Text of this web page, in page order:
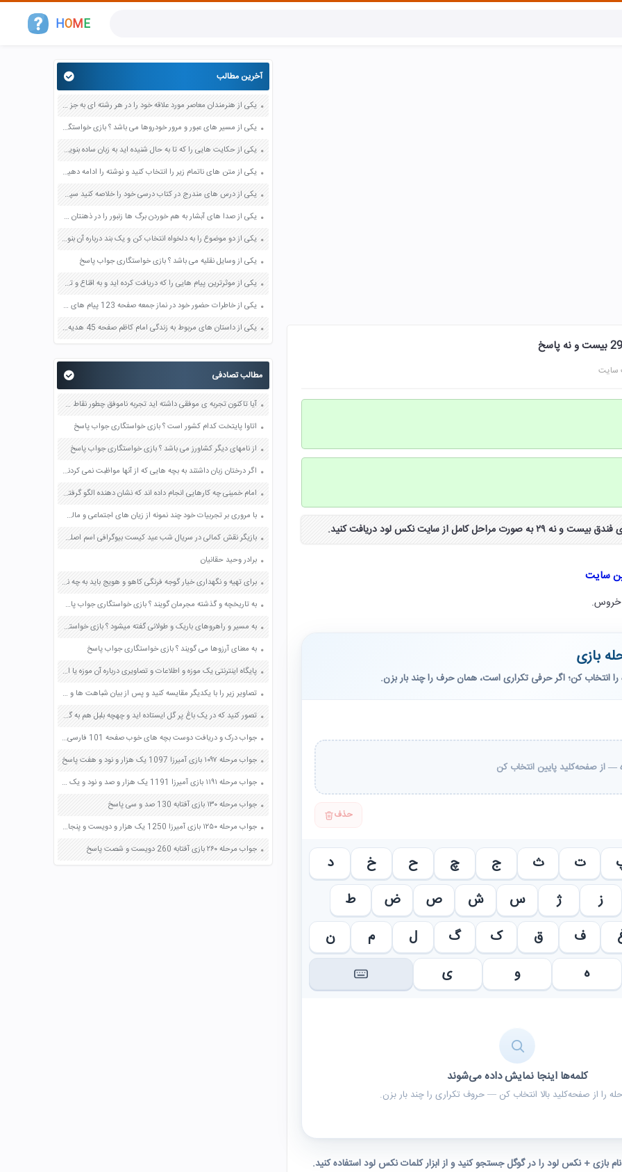
HOME
سایت
سایت
خروس.
بازی
انتخاب کن؛ اگر حرفی تکراری است، همان حرف را چند بار بزن.
— از صفحه‌کلید پایین انتخاب کن
حذف
ت ث ج چ ح خ
د
ز
ژ س ش ص ض
ط
ف ق ک گ ل م
ن
ه
و ی
کلمه‌ها اینجا نمایش داده می‌شوند
را از صفحه‌کلید بالا انتخاب کن — حروف تکراری را چند بار بزن.
بازی + نکس لود را در گوگل جستجو کنید و از ابزار کلمات نکس لود استفاده کنید.
آخرین مطالب
یکی از هنرمندان معاصر مورد علاقه خود را در هر رشته ای به جز عکاسی صفحه 69 فرهنگ و هنر نهم
یکی از مسیر های عبور و مرور خودروها می باشد ؟ بازی خواستگاری جواب پاسخ
یکی از حکایت هایی را که تا به حال شنیده اید به زبان ساده بنویسید صفحه 97 نگارش ششم دبستان
یکی از متن های ناتمام زیر را انتخاب کنید و نوشته را ادامه دهید صفحه 73 و 74 کتاب نگارش فارسی پنجم دبستان
یکی از درس های مندرج در کتاب درسی خود را خلاصه کنید سپس متن خلاصه شده را با بهره گیری از روش های دسته بندی نمودار جدول نقشه مفهومی نشان دهید صفحه 118 نگارش یازدهم
یکی از صدا های آبشار به هم خوردن برگ ها زنبور را در ذهنتان مجسم کنید و درباره آن یک بند بنویسید صفحه 11 نگارش پنجم
یکی از دو موضوع را به دلخواه انتخاب کن و یک بند درباره آن بنویس صفحه 35 کتاب نگارش فارسی سوم
یکی از وسایل نقلیه می باشد ؟ بازی خواستگاری جواب پاسخ
یکی از موثرترین پیام هایی را که دریافت کرده اید و به اقناع و تغییری جدی در شما منجر شده است برسی کنید و علت این تاثیر گذاری قابل توجه را بنویسید صفحه 52 تفکر و سواد رسانه ای دهم
یکی از خاطرات حضور خود در نماز جمعه صفحه 123 پیام های آسمان هفتم
یکی از داستان های مربوط به زندگی امام کاظم صفحه 45 هدیه های آسمان چهارم
مطالب تصادفی
آیا تاکنون تجربه ی موفقی داشته اید تجربه ناموفق چطور نقاط ضعف و قوت شما در این کارها صفحه 83 هدیه های آسمان ششم
اتاوا پایتخت کدام کشور است ؟ بازی خواستگاری جواب پاسخ
از نامهای دیگر کشاورز می باشد ؟ بازی خواستگاری جواب پاسخ
اگر درختان زبان داشتند به بچه هایی که از آنها مواظبت نمی کردند چه می گفتند صفحه 93 کتاب نگارش دوم دبستان
امام خمینی چه کارهایی انجام داده اند که نشان دهنده الگو گرفتن ایشان از پیامبران و امامان است صفحه 96 هدیه های آسمان پنجم
با مروری بر تجربیات خود چند نمونه از زیان های اجتماعی و مالی خشم را بیان کنید صفحه 97 کتاب تفکر و سبک زندگی هفتم
بازیگر نقش کمالی در سریال شب عید کیست بیوگرافی اسم اصلی واقعی ویکی پدیا
برادر وحید حقانیان
برای تهیه و نگهداری خیار گوجه فرنگی کاهو و هویج باید به چه نکاتی توجه کرد صفحه 83 کار و فناوری ششم
به تاریخچه و گذشته مجرمان گویند ؟ بازی خواستگاری جواب پاسخ
به مسیر و راهروهای باریک و طولانی گفته میشود ؟ بازی خواستگاری جواب پاسخ
به معنای آرزوها می گویند ؟ بازی خواستگاری جواب پاسخ
پایگاه اینترنتی یک موزه و اطلاعات و تصاویری درباره آن موزه یا اشیای داخل آن صفحه 108 مطالعات اجتماعی هفتم
تصاویر زیر را با یکدیگر مقایسه کنید و پس از بیان شباهت ها و تفاوت و نتیجه را در یک بند بنویسید صفحه 36 کتاب نگارش چهارم دبستان
تصور کنید که در یک باغ پر گل ایستاده اید و چهچه بلبل هم به گوش می‌رسد گفت و گوی خیالی میان بلبل و گل را در یک بند بنویسید صفحه 85 نگارش فارسی ششم
جواب درک و دریافت دوست بچه های خوب صفحه 101 فارسی چهارم
جواب مرحله ۱۰۹۷ بازی آمیرزا 1097 یک هزار و نود و هفت پاسخ
جواب مرحله ۱۱۹۱ بازی آمیرزا 1191 یک هزار و صد و نود و یک پاسخ
جواب مرحله ۱۳۰ بازی آفتابه 130 صد و سی پاسخ
جواب مرحله ۱۲۵۰ بازی آمیرزا 1250 یک هزار و دویست و پنجاه پاسخ
جواب مرحله ۲۶۰ بازی آفتابه 260 دویست و شصت پاسخ